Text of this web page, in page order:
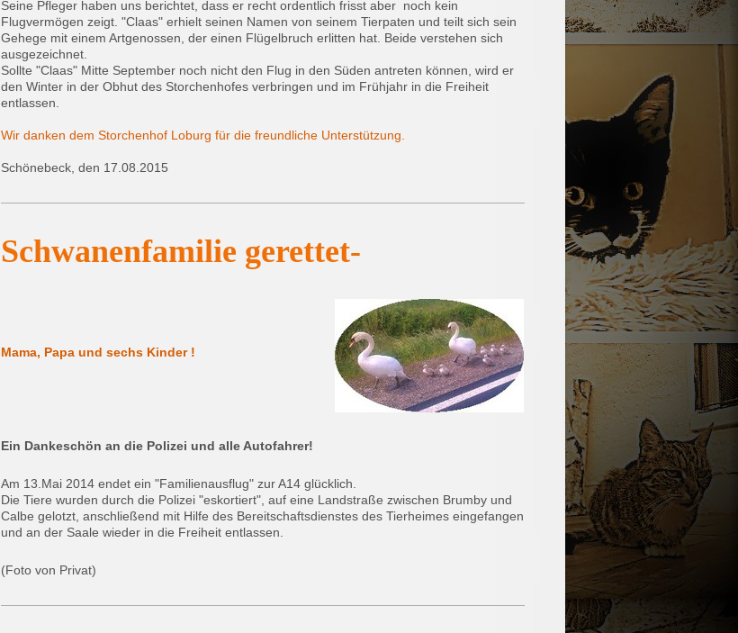
Seine Pfleger haben uns berichtet, dass er recht ordentlich frisst aber noch kein
Flugvermögen zeigt. "Claas" erhielt seinen Namen von seinem Tierpaten und teilt sich sein
Gehege mit einem Artgenossen, der einen Flügelbruch erlitten hat. Beide verstehen sich
ausgezeichnet.
Sollte "Claas" Mitte September noch nicht den Flug in den Süden antreten können, wird er
den Winter in der Obhut des Storchenhofes verbringen und im Frühjahr in die Freiheit
entlassen.
Wir danken dem Storchenhof Loburg für die freundliche Unterstützung.
Schönebeck, den 17.08.2015
Schwanenfamilie gerettet-
Mama, Papa und sechs Kinder !
Ein Dankeschön an die Polizei und alle Autofahrer!
Am 13.Mai 2014 endet ein "Familienausflug" zur A14 glücklich.
Die Tiere wurden durch die Polizei "eskortiert", auf eine Landstraße zwischen Brumby und
Calbe gelotzt, anschließend mit Hilfe des Bereitschaftsdienstes des Tierheimes eingefangen
und an der Saale wieder in die Freiheit entlassen.
(Foto von Privat)